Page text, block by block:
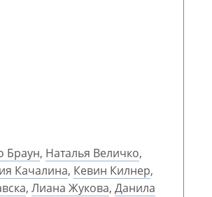
Браун, Наталья Величко,
Качалина, Кевин Килнер,
, Лиана Жукова, Данила